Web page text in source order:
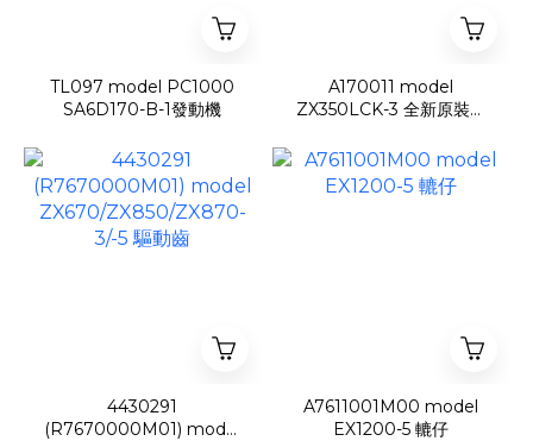
TL097 model PC1000
SA6D170-B-1發動機
A170011 model
ZX350LCK-3 全新原裝標
4430291
(R7670000M01) model
A7611001M00 model
EX1200-5 轆仔